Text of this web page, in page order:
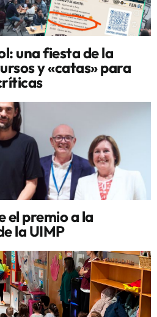
una fiesta de la
y «catas» para
el premio a la
la UIMP